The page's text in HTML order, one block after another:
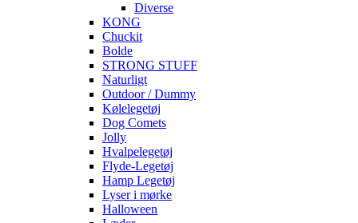
Diverse
KONG
Chuckit
Bolde
STRONG STUFF
Naturligt
Outdoor / Dummy
Kølelegetøj
Dog Comets
Jolly
Hvalpelegetøj
Flyde-Legetøj
Hamp Legetøj
Lyser i mørke
Halloween